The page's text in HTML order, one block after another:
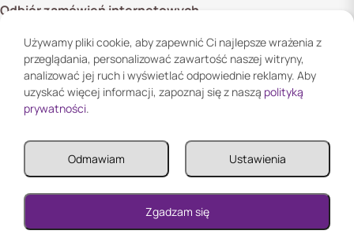
0 0
Odbiór zamówień internetowych
02-285 Warszawa
Godziny otwarcia:
Pn. - Pt. 08:00 - 16:00
Informacje
Informacje
Reklamacja i zwroty
Twoje konto
Twoje konto
Używamy pliki cookie, aby zapewnić Ci najlepsze wrażenia z
przeglądania, personalizować zawartość naszej witryny,
analizować jej ruch i wyświetlać odpowiednie reklamy. Aby
uzyskać więcej informacji, zapoznaj się z naszą polityką
prywatności.
Zgadzam się
Ustawienia
Odmawiam